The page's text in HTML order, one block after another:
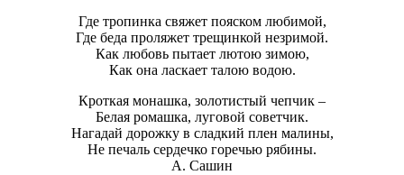
Где тропинка свяжет пояском любимой,
Где беда проляжет трещинкой незримой.
Как любовь пытает лютою зимою,
Как она ласкает талою водою.
Кроткая монашка, золотистый чепчик –
Белая ромашка, луговой советчик.
Нагадай дорожку в сладкий плен малины,
Не печаль сердечко горечью рябины.
А. Сашин